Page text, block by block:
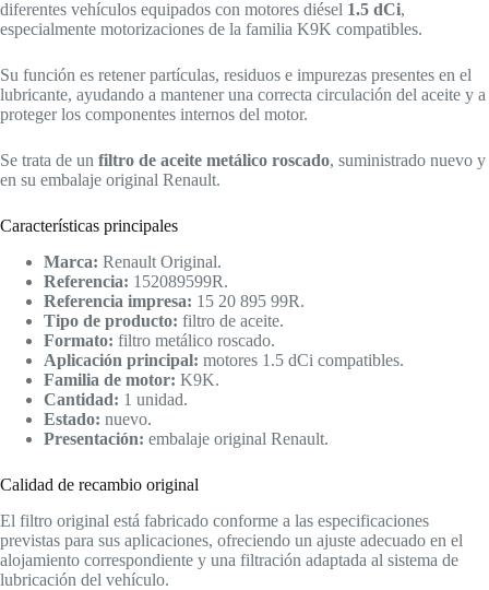
diferentes vehículos equipados con motores diésel 1.5 dCi,
especialmente motorizaciones de la familia K9K compatibles.
Su función es retener partículas, residuos e impurezas presentes en el
lubricante, ayudando a mantener una correcta circulación del aceite y a
proteger los componentes internos del motor.
Se trata de un filtro de aceite metálico roscado, suministrado nuevo y
en su embalaje original Renault.
Características principales
Marca: Renault Original.
Referencia: 152089599R.
Referencia impresa: 15 20 895 99R.
Tipo de producto: filtro de aceite.
Formato: filtro metálico roscado.
Aplicación principal: motores 1.5 dCi compatibles.
Familia de motor: K9K.
Cantidad: 1 unidad.
Estado: nuevo.
Presentación: embalaje original Renault.
Calidad de recambio original
El filtro original está fabricado conforme a las especificaciones
previstas para sus aplicaciones, ofreciendo un ajuste adecuado en el
alojamiento correspondiente y una filtración adaptada al sistema de
lubricación del vehículo.